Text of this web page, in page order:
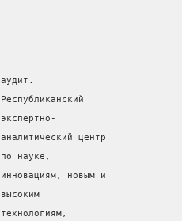
аудит.
Республиканский
экспертно-
аналитический центр
по науке,
инновациям, новым и
высоким
технологиям,